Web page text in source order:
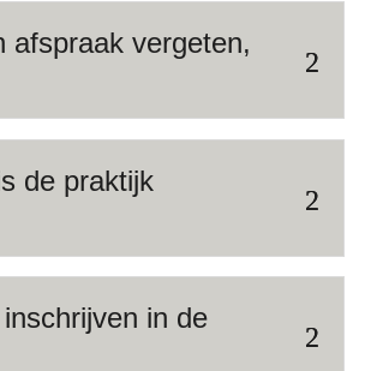
afspraak vergeten,
de praktijk
in de